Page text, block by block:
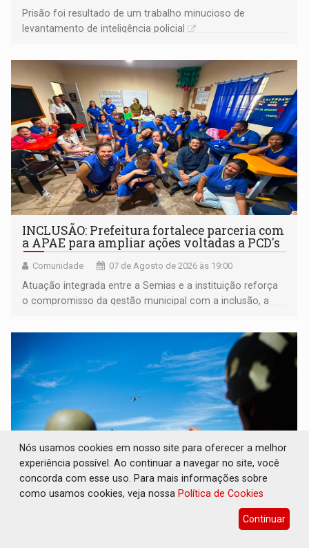
Prisão foi resultado de um trabalho minucioso de
levantamento de inteligência policial
INCLUSÃO: Prefeitura fortalece parceria com
a APAE para ampliar ações voltadas a PCD's
Comunidade 07 de Agosto de 2026 às 19:00
Atuação integrada entre a Semias e a instituição reforça
o compromisso da gestão municipal com a inclusão, a
DEFESA: Exército testa inovações no
Nós usamos cookies em nosso site para oferecer a melhor
experiência possível. Ao continuar a navegar no site, você
concorda com esse uso. Para mais informações sobre
como usamos cookies, veja nossa Política de Cookies
Continuar